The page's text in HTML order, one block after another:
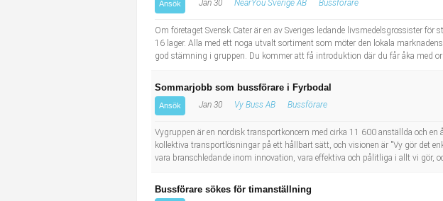
Ansök Jan 30 NearYou Sverige AB Bussförare
Om företaget Svensk Cater är en av Sveriges ledande livsmedelsgrossister
16 lager. Alla med ett noga utvalt sortiment som möter den lokala
god stämning i gruppen. Du kommer att få introduktion där du får åka med
Sommarjobb som bussförare i Fyrbodal
Ansök Jan 30 Vy Buss AB Bussförare
Vygruppen är en nordisk transportkoncern med cirka 11 600 anställda och
kollektiva transportlösningar på ett hållbart sätt, och visionen är "Vy gör det
vara branschledande inom innovation, vara effektiva och pålitliga i allt vi gör,
Bussförare sökes för timanställning